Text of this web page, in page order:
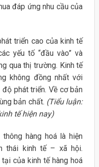
đáp ứng nhu cầu của
triển cao của kinh tế
yếu tố “đầu vào” và
qua thị trường. Kinh tế
không đồng nhất với
độ phát triển. Về cơ bản
bản chất. (Tiểu luận:
tế hiện nay)
hàng hoá là hiện
thái kinh tế – xã hội.
của kinh tế hàng hoá